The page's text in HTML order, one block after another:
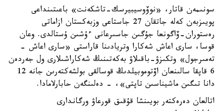
سونىمەن قاتار، «نوۆوسيبيرسك-تاشكەنت» باعىتىنداعى
پويىزبەن كەلە جاتقان 27 جاستاعى وزبەكستان ازاماتى
رەستوران-ۆاگونعا جۇگىن جاسىرعانى ءۇشىن ۇستالدى. وعان
قوسا، سارى اعاش شەكارا وتريادىنا قاراستى «سارى اعاش -
تەمىرجول» وتكىزۋ-باقىلاۋ بەكەتىنىڭ شەكاراشىلارى ول جەردەن
6 قاپقا سالىنعان اۆتوموبيلدىڭ قوسالقى بولشەكتەرىن جانە 12
دانا تىگىن ماشيناسىن تاپتى»، - دەلىنگەن حابارلامادا.
اتالعان دەرەكتەر بويىنشا قۇقىق قورعاۋ ورگاندارى